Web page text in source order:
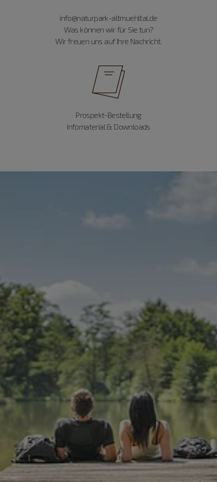
info@naturpark-altmuehltal.de
Was können wir für Sie tun?
Wir freuen uns auf Ihre Nachricht.
Prospekt-Bestellung
Infomaterial & Downloads